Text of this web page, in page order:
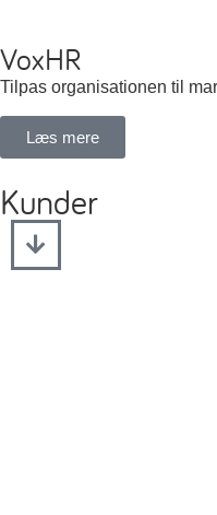
VoxHR
Tilpas organisationen til
Læs mere
Kunder